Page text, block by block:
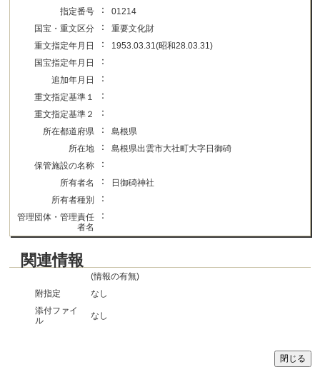
指定番号 ：
01214
国宝・重文区分
：
重要文化財
重文指定年月日
：
1953.03.31(昭和28.03.31)
国宝指定年月日
：
追加年月日 ：
重文指定基準１ ：
重文指定基準２ ：
所在都道府県 ：
島根県
所在地
：
島根県出雲市大社町大字日御碕
保管施設の名称
：
所有者名 ：
日御碕神社
所有者種別
：
管理団体・管理責任
者名
：
関連情報
(情報の有無)
附指定
なし
添付ファイ
ル
なし